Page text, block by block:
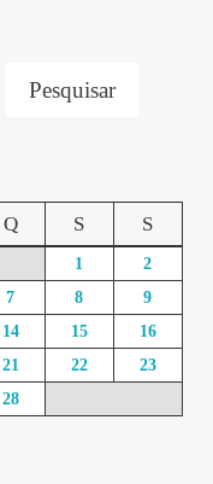
Pesquisar
Q S S
1
2
7 8
9
14 15
16
21 22
23
28